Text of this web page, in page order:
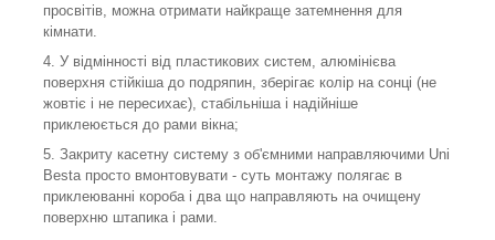
просвітів, можна отримати найкраще затемнення для
кімнати.
4. У відмінності від пластикових систем, алюмінієва
поверхня стійкіша до подряпин, зберігає колір на сонці (не
жовтіє і не пересихає), стабільніша і надійніше
приклеюється до рами вікна;
5. Закриту касетну систему з об'ємними направляючими Uni
Besta просто вмонтовувати - суть монтажу полягає в
приклеюванні короба і два що направляють на очищену
поверхню штапика і рами.